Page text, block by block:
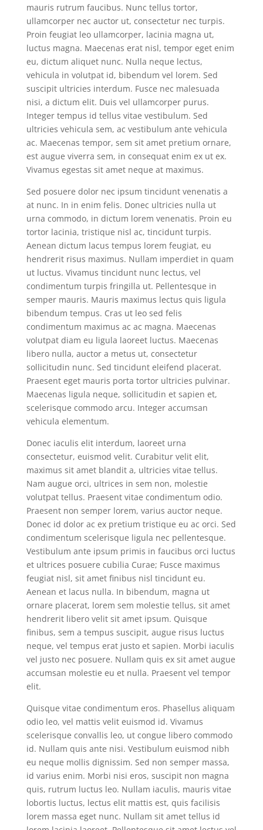
mauris rutrum faucibus. Nunc tellus tortor,
ullamcorper nec auctor ut, consectetur nec turpis.
Proin feugiat leo ullamcorper, lacinia magna ut,
luctus magna. Maecenas erat nisl, tempor eget enim
eu, dictum aliquet nunc. Nulla neque lectus,
vehicula in volutpat id, bibendum vel lorem. Sed
suscipit ultricies interdum. Fusce nec malesuada
nisi, a dictum elit. Duis vel ullamcorper purus.
Integer tempus id tellus vitae vestibulum. Sed
ultricies vehicula sem, ac vestibulum ante vehicula
ac. Maecenas tempor, sem sit amet pretium ornare,
est augue viverra sem, in consequat enim ex ut ex.
Vivamus egestas sit amet neque at maximus.
Sed posuere dolor nec ipsum tincidunt venenatis a
at nunc. In in enim felis. Donec ultricies nulla ut
urna commodo, in dictum lorem venenatis. Proin eu
tortor lacinia, tristique nisl ac, tincidunt turpis.
Aenean dictum lacus tempus lorem feugiat, eu
hendrerit risus maximus. Nullam imperdiet in quam
ut luctus. Vivamus tincidunt nunc lectus, vel
condimentum turpis fringilla ut. Pellentesque in
semper mauris. Mauris maximus lectus quis ligula
bibendum tempus. Cras ut leo sed felis
condimentum maximus ac ac magna. Maecenas
volutpat diam eu ligula laoreet luctus. Maecenas
libero nulla, auctor a metus ut, consectetur
sollicitudin nunc. Sed tincidunt eleifend placerat.
Praesent eget mauris porta tortor ultricies pulvinar.
Maecenas ligula neque, sollicitudin et sapien et,
scelerisque commodo arcu. Integer accumsan
vehicula elementum.
Donec iaculis elit interdum, laoreet urna
consectetur, euismod velit. Curabitur velit elit,
maximus sit amet blandit a, ultricies vitae tellus.
Nam augue orci, ultrices in sem non, molestie
volutpat tellus. Praesent vitae condimentum odio.
Praesent non semper lorem, varius auctor neque.
Donec id dolor ac ex pretium tristique eu ac orci. Sed
condimentum scelerisque ligula nec pellentesque.
Vestibulum ante ipsum primis in faucibus orci luctus
et ultrices posuere cubilia Curae; Fusce maximus
feugiat nisl, sit amet finibus nisl tincidunt eu.
Aenean et lacus nulla. In bibendum, magna ut
ornare placerat, lorem sem molestie tellus, sit amet
hendrerit libero velit sit amet ipsum. Quisque
finibus, sem a tempus suscipit, augue risus luctus
neque, vel tempus erat justo et sapien. Morbi iaculis
vel justo nec posuere. Nullam quis ex sit amet augue
accumsan molestie eu et nulla. Praesent vel tempor
elit.
Quisque vitae condimentum eros. Phasellus aliquam
odio leo, vel mattis velit euismod id. Vivamus
scelerisque convallis leo, ut congue libero commodo
id. Nullam quis ante nisi. Vestibulum euismod nibh
eu neque mollis dignissim. Sed non semper massa,
id varius enim. Morbi nisi eros, suscipit non magna
quis, rutrum luctus leo. Nullam iaculis, mauris vitae
lobortis luctus, lectus elit mattis est, quis facilisis
lorem massa eget nunc. Nullam sit amet tellus id